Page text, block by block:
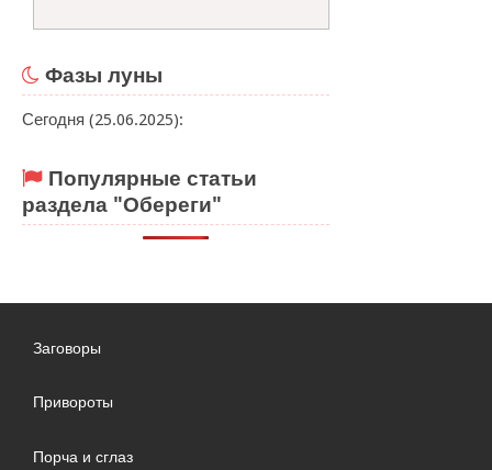
Фазы луны
Сегодня (25.06.2025):
Популярные статьи
раздела "Обереги"
Заговоры
Привороты
Порча и сглаз